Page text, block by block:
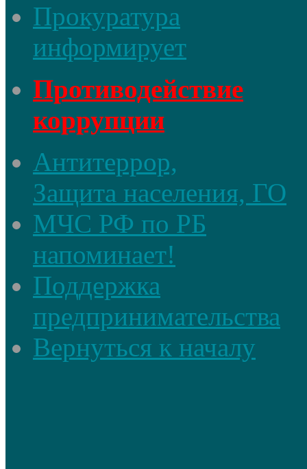
Прокуратура
информирует
Противодействие
коррупции
Антитеррор,
Защита населения, ГО
МЧС РФ по РБ
напоминает!
Поддержка
предпринимательства
Вернуться к началу